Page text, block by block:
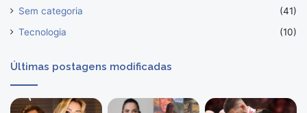
Sem categoria
(41)
Tecnologia
(10)
Últimas postagens modificadas